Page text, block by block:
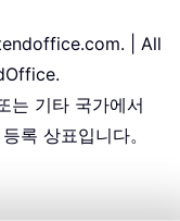
| All
기타 국가에서
록 상표입니다。